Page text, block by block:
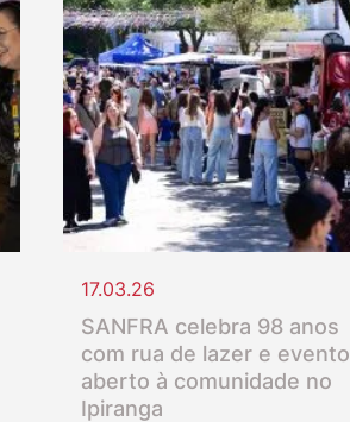
17.03.26
SANFRA celebra 98 anos
com rua de lazer e evento
aberto à comunidade no
Ipiranga